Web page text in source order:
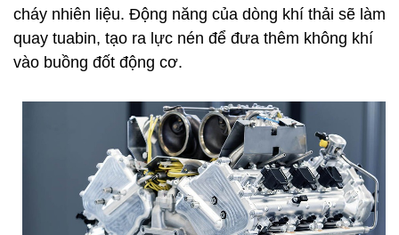
cháy nhiên liệu. Động năng của dòng khí thải sẽ làm
quay tuabin, tạo ra lực nén để đưa thêm không khí
vào buồng đốt động cơ.